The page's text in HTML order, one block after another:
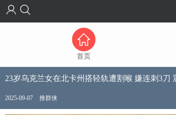
首页
23岁乌克兰女在北卡州搭轻轨遭割喉 嫌连刺3刀
2025-09-07 推群侠